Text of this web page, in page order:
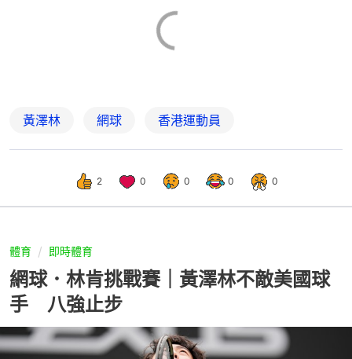
黃澤林 網球 香港運動員
2 0 0 0 0
體育 即時體育
網球．林肯挑戰賽｜黃澤林不敵美國球
手 八強止步